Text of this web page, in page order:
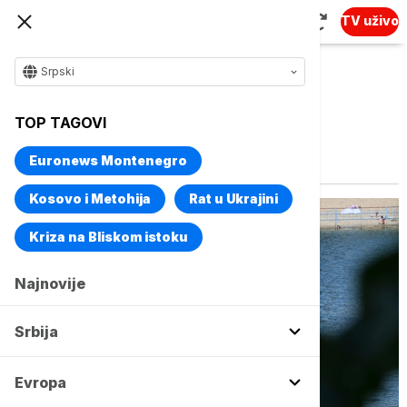
TV uživo
Srpski
TOP TAGOVI
Euronews Montenegro
Kosovo i Metohija Rat u Ukrajini
Kriza na Bliskom istoku
Najnovije
Srbija
Evropa
Vise o temi
Meteoalarm